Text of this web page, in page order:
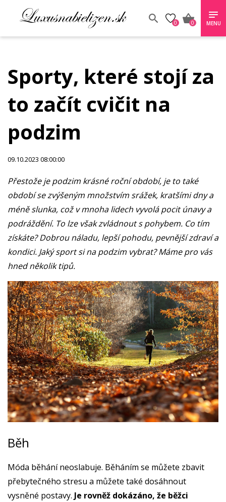
0 0 MENU
Sporty, které stojí za
to začít cvičit na
podzim
09.10.2023 08:00:00
Přestože je podzim krásné roční období, je to také
období se zvýšeným množstvím srážek, kratšími dny a
méně slunka, což v mnoha lidech vyvolá pocit únavy a
podráždění. To lze však zvládnout s pohybem. Co tím
získáte? Dobrou náladu, lepší pohodu, pevnější zdraví a
kondici. Jaký sport si na podzim vybrat? Máme pro vás
hned několik tipů.
Běh
Móda běhání neoslabuje. Běháním se můžete zbavit
přebytečného stresu a můžete také dosáhnout
vysněné postavy. Je rovněž dokázáno, že běžci